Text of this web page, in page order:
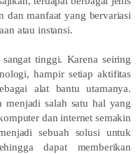
dan manfaat yang bervariasi
atau instansi.
tinggi. Karena seiring
hampir setiap aktifitas
alat bantu utamanya.
menjadi salah satu hal yang
dan internet semakin
sebuah solusi untuk
dapat memberikan